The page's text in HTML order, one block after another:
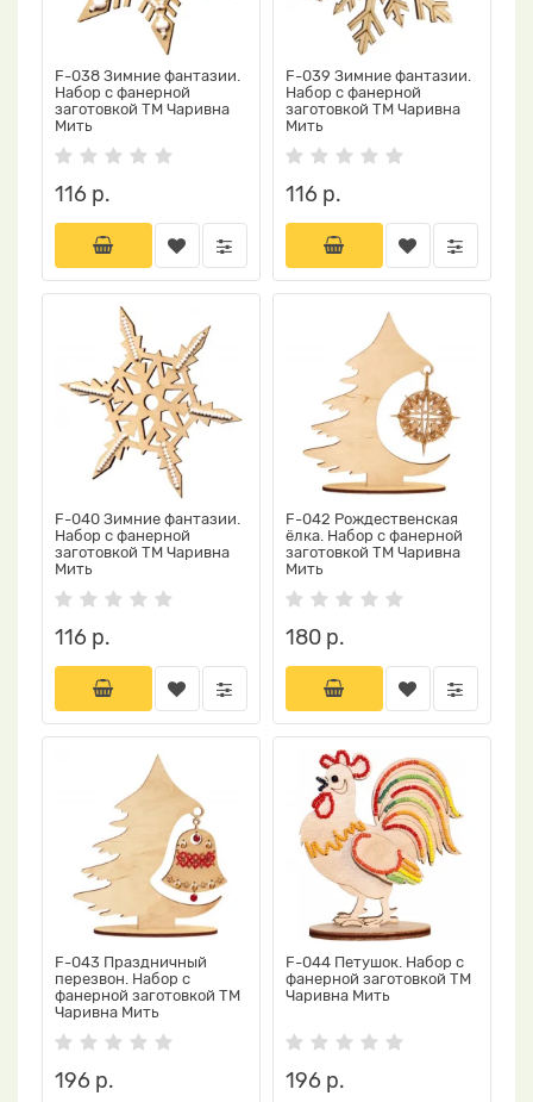
F-038 Зимние фантазии.
Набор с фанерной
заготовкой ТМ Чаривна
Мить
116 р.
F-039 Зимние фантазии.
Набор с фанерной
заготовкой ТМ Чаривна
Мить
116 р.
F-040 Зимние фантазии.
Набор с фанерной
заготовкой ТМ Чаривна
Мить
116 р.
F-042 Рождественская
ёлка. Набор с фанерной
заготовкой ТМ Чаривна
Мить
180 р.
F-043 Праздничный
перезвон. Набор с
фанерной заготовкой ТМ
Чаривна Мить
196 р.
F-044 Петушок. Набор с
фанерной заготовкой ТМ
Чаривна Мить
196 р.